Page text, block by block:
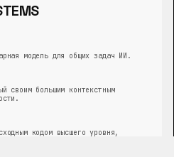
модель для общих задач ИИ.
своим большим контекстным
кодом высшего уровня,